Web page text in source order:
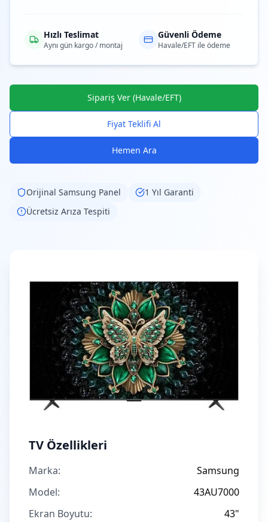
Hızlı Teslimat
Aynı gün kargo / montaj
Güvenli Ödeme
Havale/EFT ile ödeme
Sipariş Ver (Havale/EFT)
Fiyat Teklifi Al
Hemen Ara
Orijinal Samsung Panel
1 Yıl Garanti
Ücretsiz Arıza Tespiti
TV Özellikleri
Marka:
Samsung
Model:
43AU7000
Ekran Boyutu:
43"